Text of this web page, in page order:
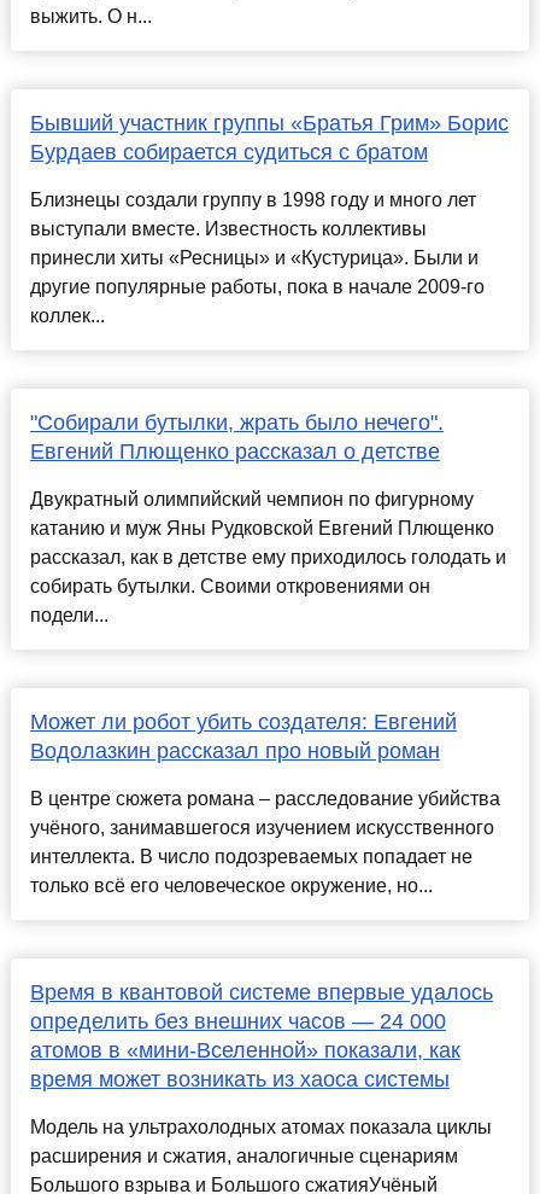
выжить. О н...
Бывший участник группы «Братья Грим» Борис
Бурдаев собирается судиться с братом
Близнецы создали группу в 1998 году и много лет
выступали вместе. Известность коллективы
принесли хиты «Ресницы» и «Кустурица». Были и
другие популярные работы, пока в начале 2009-го
коллек...
"Собирали бутылки, жрать было нечего".
Евгений Плющенко рассказал о детстве
Двукратный олимпийский чемпион по фигурному
катанию и муж Яны Рудковской Евгений Плющенко
рассказал, как в детстве ему приходилось голодать и
собирать бутылки. Своими откровениями он
подели...
Может ли робот убить создателя: Евгений
Водолазкин рассказал про новый роман
В центре сюжета романа – расследование убийства
учёного, занимавшегося изучением искусственного
интеллекта. В число подозреваемых попадает не
только всё его человеческое окружение, но...
Время в квантовой системе впервые удалось
определить без внешних часов — 24 000
атомов в «мини-Вселенной» показали, как
время может возникать из хаоса системы
Модель на ультрахолодных атомах показала циклы
расширения и сжатия, аналогичные сценариям
Большого взрыва и Большого сжатияУчёный